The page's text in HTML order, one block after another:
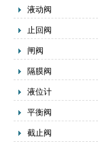
液动阀
止回阀
闸阀
隔膜阀
液位计
平衡阀
截止阀